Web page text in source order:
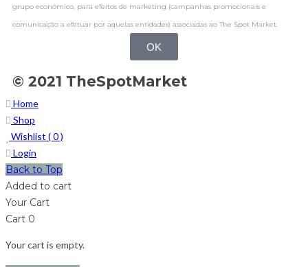
grupo económico, para efeitos de marketing (campanhas promocionais e
comunicação a efetuar por aquelas entidades) associadas ao The Spot Market.
OK
© 2021 TheSpotMarket
Home
Shop
Wishlist (0)
Login
Back to Top
Added to cart
Your Cart
Cart 0
Your cart is empty.